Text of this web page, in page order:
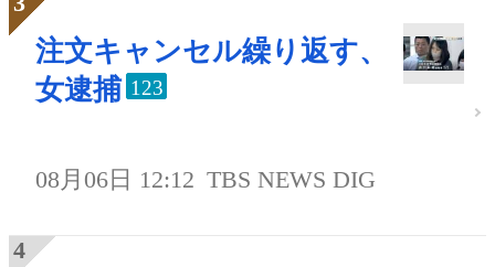
注文キャンセル繰り返す、
女逮捕 123
08月06日 12:12 TBS NEWS DIG